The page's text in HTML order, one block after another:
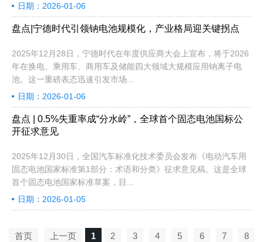
日期：2026-01-06
盘点|宁德时代引领钠电池规模化，产业格局迎关键拐点
2025年12月28日，宁德时代在年度供应商大会上宣布，将于2026
年在换电、乘用车、商用车及储能四大领域大规模应用钠离子电
池。这一重磅表态迅速引发市场...
日期：2026-01-06
盘点 | 0.5%失重率成“分水岭”，全球首个固态电池国标公
开征求意见
2025年12月30日，全国汽车标准化技术委员会发布《电动汽车用
固态电池国家标准第1部分：术语和分类》征求意见稿。这是全球
首个固态电池国家标准草案，目...
日期：2026-01-05
首页 上一页 1 2 3 4 5 6 7 8